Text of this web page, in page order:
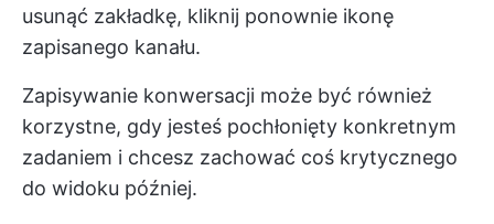
usunąć zakładkę, kliknij ponownie ikonę
zapisanego kanału.
Zapisywanie konwersacji może być również
korzystne, gdy jesteś pochłonięty konkretnym
zadaniem i chcesz zachować coś krytycznego
do widoku później.